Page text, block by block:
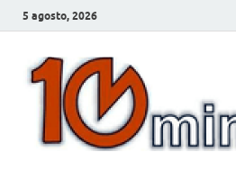
5 agosto, 2026